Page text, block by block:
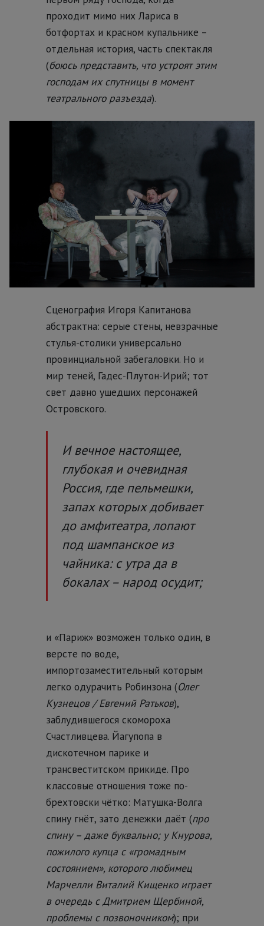
проходит мимо них Лариса в
ботфортах и красном купальнике –
отдельная история, часть спектакля
(боюсь представить, что устроят этим
господам их спутницы в момент
театрального разъезда).
Сценография Игоря Капитанова
абстрактна: серые стены, невзрачные
стулья-столики универсально
провинциальной забегаловки. Но и
мир теней, Гадес-Плутон-Ирий; тот
свет давно ушедших персонажей
Островского.
И вечное настоящее,
глубокая и очевидная
Россия, где пельмешки,
запах которых добивает
до амфитеатра, лопают
под шампанское из
чайника: с утра да в
бокалах – народ осудит;
и «Париж» возможен только один, в
версте по воде,
импортозаместительный которым
легко одурачить Робинзона (Олег
Кузнецов / Евгений Ратьков),
заблудившегося скомороха
Счастливцева. Йагупопа в
дискотечном парике и
трансвеститском прикиде. Про
классовые отношения тоже по-
брехтовски чётко: Матушка-Волга
спину гнёт, зато денежки даёт (про
спину – даже буквально; у Кнурова,
пожилого купца с «громадным
состоянием», которого любимец
Марчелли Виталий Кищенко играет
в очередь с Дмитрием Щербиной,
проблемы с позвоночником); при